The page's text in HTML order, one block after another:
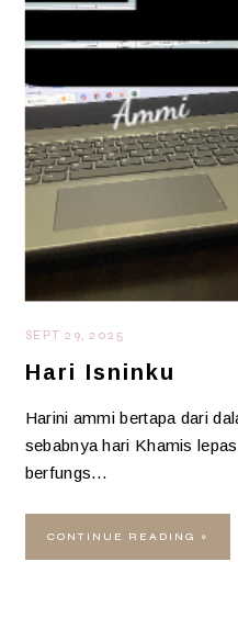
SEPT 29, 2025
Hari Isninku
Harini ammi bertapa dari
sebabnya hari Khamis
berfungs…
CONTINUE READING »